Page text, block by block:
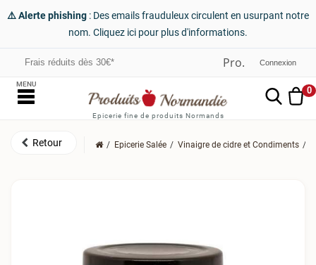
⚠️ Alerte phishing : Des emails frauduleux circulent en usurpant notre
nom. Cliquez ici pour plus d'informations.
Frais réduits dès 30€* Connexion
Epicerie fine de produits Normands
0
MENU
Epicerie Salée Vinaigre de cidre et Condiments